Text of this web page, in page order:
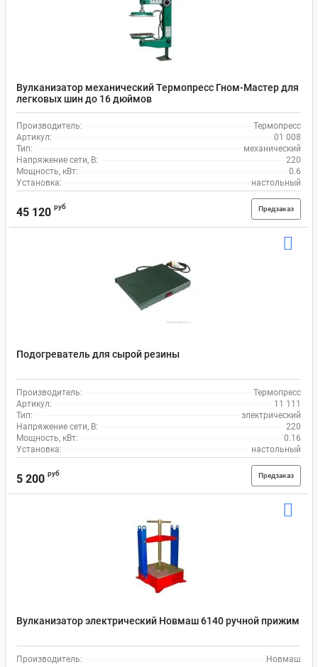
Вулканизатор механический Термопресс Гном-Мастер для
легковых шин до 16 дюймов
Производитель:
Термопресс
Артикул:
01 008
Тип:
механический
Напряжение сети, В:
220
Мощность, кВт:
0.6
Установка:
настольный
45 120 руб Предзаказ
Подогреватель для сырой резины
Производитель:
Термопресс
Артикул:
11 111
Тип:
электрический
Напряжение сети, В:
220
Мощность, кВт:
0.16
Установка:
настольный
5 200 руб Предзаказ
Вулканизатор электрический Новмаш 6140 ручной прижим
Производитель:
Новмаш